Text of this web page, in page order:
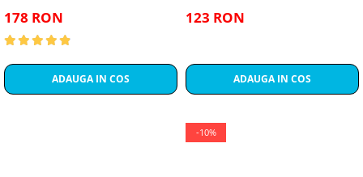
178 RON
ADAUGA IN COS
123 RON
ADAUGA IN COS
-10%